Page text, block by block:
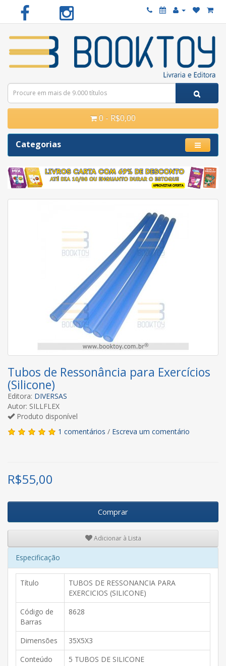
0 - R$0,00
Categorias
Tubos de Ressonância para Exercícios
(Silicone)
Editora: DIVERSAS
Autor: SILLFLEX
Produto disponível
1 comentários / Escreva um comentário
R$55,00
Comprar
Adicionar à Lista
Especificação
Título
TUBOS DE RESSONANCIA PARA
EXERCICIOS (SILICONE)
Código de
Barras
8628
Dimensões
35X5X3
Conteúdo
5 TUBOS DE SILICONE